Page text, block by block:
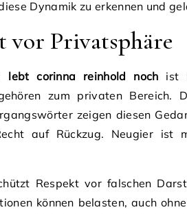
Dynamik zu erkennen und
vor Privatsphäre
lebt corinna reinhold noch ist
zum privaten Bereich.
zeigen diesen
auf Rückzug. Neugier ist
Respekt vor falschen
können belasten, auch